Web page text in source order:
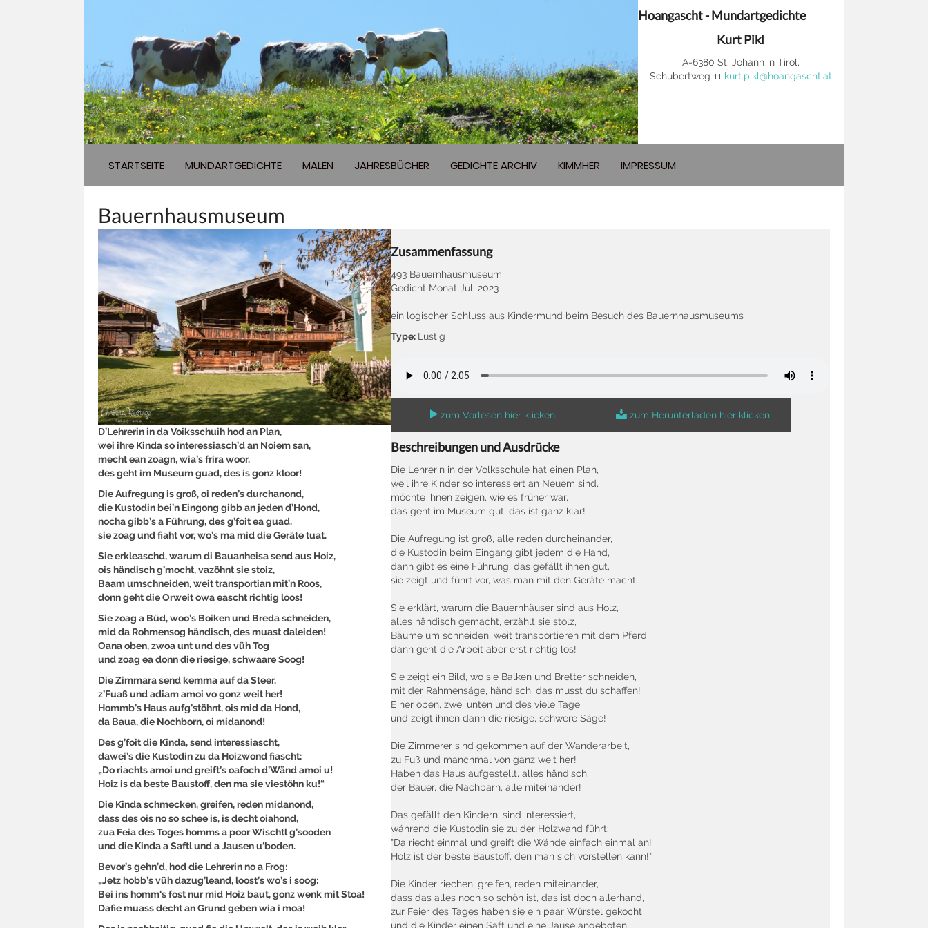
Hoangascht - Mundartgedichte
Kurt Pikl
A-6380 St. Johann in Tirol,
Schubertweg 11 kurt.pikl@hoangascht.at
STARTSEITE MUNDARTGEDICHTE MALEN JAHRESBÜCHER GEDICHTE ARCHIV KIMMHER IMPRESSUM
Bauernhausmuseum
D’Lehrerin in da Voiksschuih hod an Plan,
wei ihre Kinda so interessiasch’d an Noiem san,
mecht ean zoagn, wia’s frira woor,
des geht im Museum guad, des is gonz kloor!
Die Aufregung is groß, oi reden’s durchanond,
die Kustodin bei’n Eingong gibb an jeden d’Hond,
nocha gibb’s a Führung, des g’foit ea guad,
sie zoag und fiaht vor, wo’s ma mid die Geräte tuat.
Sie erkleaschd, warum di Bauanheisa send aus Hoiz,
ois händisch g’mocht, vazöhnt sie stoiz,
Baam umschneiden, weit transportian mit’n Roos,
donn geht die Orweit owa eascht richtig loos!
Sie zoag a Büd, woo’s Boiken und Breda schneiden,
mid da Rohmensog händisch, des muast daleiden!
Oana oben, zwoa unt und des vüh Tog
und zoag ea donn die riesige, schwaare Soog!
Die Zimmara send kemma auf da Steer,
z’Fuaß und adiam amoi vo gonz weit her!
Hommb’s Haus aufg’stöhnt, ois mid da Hond,
da Baua, die Nochborn, oi midanond!
Des g’foit die Kinda, send interessiascht,
dawei’s die Kustodin zu da Hoizwond fiascht:
„Do riachts amoi und greift’s oafoch d’Wänd amoi u!
Hoiz is da beste Baustoff, den ma sie viestöhn ku!“
Die Kinda schmecken, greifen, reden midanond,
dass des ois no so schee is, is decht oiahond,
zua Feia des Toges homms a poor Wischtl g’sooden
und die Kinda a Saftl und a Jausen u‘boden.
Bevor’s gehn’d, hod die Lehrerin no a Frog:
„Jetz hobb’s vüh dazug’leand, loost’s wo’s i soog:
Bei ins homm‘s fost nur mid Hoiz baut, gonz wenk mit Stoa!
Dafie muass decht an Grund geben wia i moa!
Zusammenfassung
493 Bauernhausmuseum
Gedicht Monat Juli 2023
ein logischer Schluss aus Kindermund beim Besuch des Bauernhausmuseums
Type: Lustig
zum Vorlesen hier klicken zum Herunterladen hier klicken
Beschreibungen und Ausdrücke
Die Lehrerin in der Volksschule hat einen Plan,
weil ihre Kinder so interessiert an Neuem sind,
möchte ihnen zeigen, wie es früher war,
das geht im Museum gut, das ist ganz klar!
Die Aufregung ist groß, alle reden durcheinander,
die Kustodin beim Eingang gibt jedem die Hand,
dann gibt es eine Führung, das gefällt ihnen gut,
sie zeigt und führt vor, was man mit den Geräte macht.
Sie erklärt, warum die Bauernhäuser sind aus Holz,
alles händisch gemacht, erzählt sie stolz,
Bäume um schneiden, weit transportieren mit dem Pferd,
dann geht die Arbeit aber erst richtig los!
Sie zeigt ein Bild, wo sie Balken und Bretter schneiden,
mit der Rahmensäge, händisch, das musst du schaffen!
Einer oben, zwei unten und des viele Tage
und zeigt ihnen dann die riesige, schwere Säge!
Die Zimmerer sind gekommen auf der Wanderarbeit,
zu Fuß und manchmal von ganz weit her!
Haben das Haus aufgestellt, alles händisch,
der Bauer, die Nachbarn, alle miteinander!
Das gefällt den Kindern, sind interessiert,
während die Kustodin sie zu der Holzwand führt:
"Da riecht einmal und greift die Wände einfach einmal an!
Holz ist der beste Baustoff, den man sich vorstellen kann!"
Die Kinder riechen, greifen, reden miteinander,
dass das alles noch so schön ist, das ist doch allerhand,
zur Feier des Tages haben sie ein paar Würstel gekocht
und die Kinder einen Saft und eine Jause angeboten.